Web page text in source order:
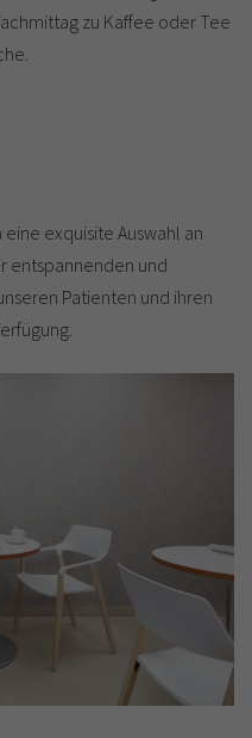
zu Kaffee oder Tee
exquisite Auswahl an
entspannenden und
Patienten und ihren